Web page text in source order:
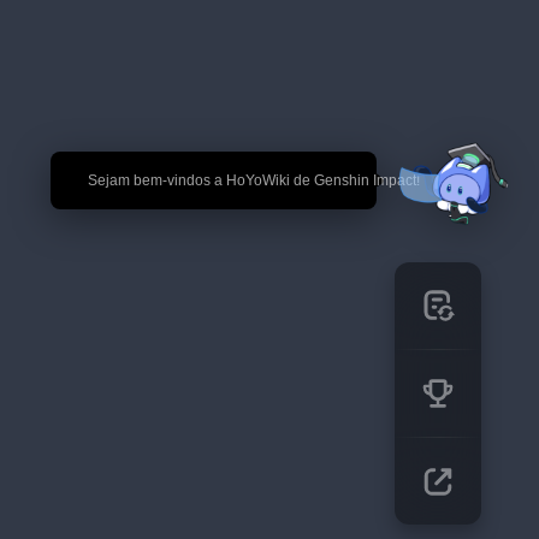
🎉 Sejam bem-vindos a HoYoWiki de Genshin Impact!